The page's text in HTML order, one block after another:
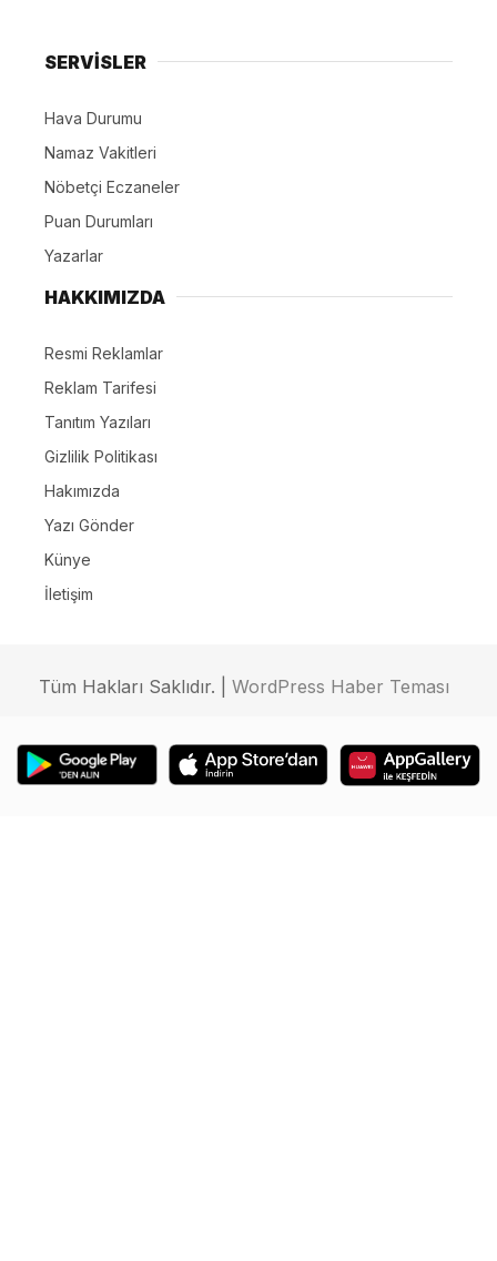
SERVİSLER
Hava Durumu
Namaz Vakitleri
Nöbetçi Eczaneler
Puan Durumları
Yazarlar
HAKKIMIZDA
Resmi Reklamlar
Reklam Tarifesi
Tanıtım Yazıları
Gizlilik Politikası
Hakımızda
Yazı Gönder
Künye
İletişim
Tüm Hakları Saklıdır. | WordPress Haber Teması